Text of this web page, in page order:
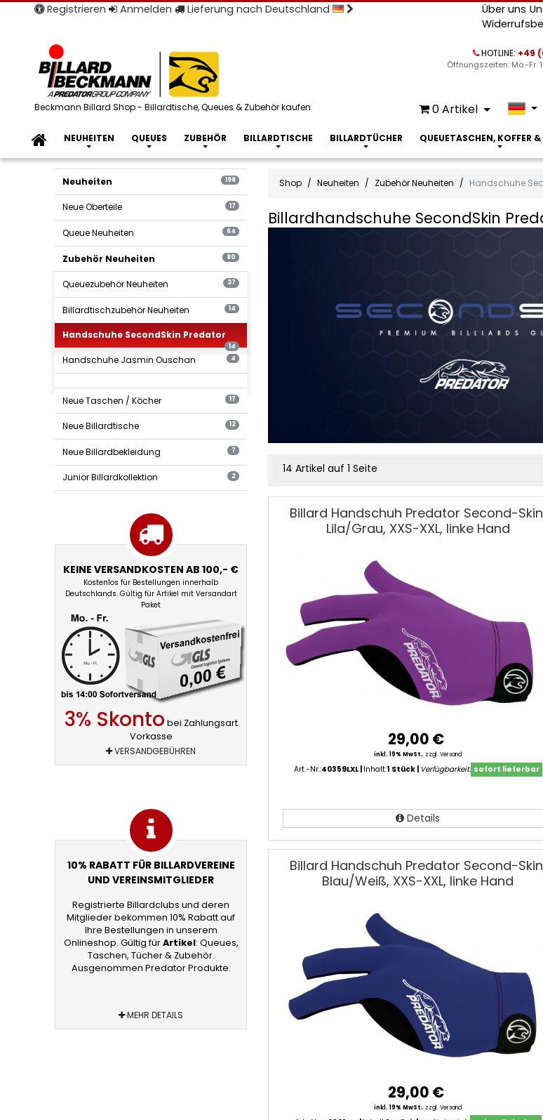
Registrieren Anmelden Lieferung nach Deutschland Über uns
Beckmann Billard Shop - Billardtische, Queues & Zubehör kaufen
HOTLINE: +49
Öffnungszeiten: Mo.-Fr.
0Artikel
NEUHEITEN QUEUES ZUBEHÖR BILLARDTISCHE BILLARDTÜCHER QUEUETASCHEN, KOFFER
Shop Neuheiten Zubehör Neuheiten Handschuhe
Billardhandschuhe SecondSkin
product
14 Artikel auf 1 Seite
Billardhandschuhe
SecondSkin
Billard Handschuh Predator Second-
Lila/Grau, XXS-XXL, linke Hand
29,00 €
inkl. 19% MwSt., zzgl. Versand
Art.-Nr.:40359LXL Inhalt:1 Stück Verfügbarkeit: sofort lieferbar
Details
Billard Handschuh Predator Second-
Blau/Weiß, XXS-XXL, linke Hand
29,00 €
inkl. 19% MwSt., zzgl. Versand
Neuheiten 198
Neue Oberteile 17
Queue Neuheiten 64
Zubehör Neuheiten 80
Queuezubehör Neuheiten 37
Billardtischzubehör Neuheiten 14
Handschuhe SecondSkin Predator
14
Handschuhe Jasmin Ouschan 4
Neue Taschen / Köcher 17
Neue Billardtische 12
Neue Billardbekleidung 7
Junior Billardkollektion 2
KEINE VERSANDKOSTEN AB 100,- €
Kostenlos für Bestellungen innerhalb
Deutschlands. Gültig für Artikel mit Versandart
Paket
3% Skonto bei Zahlungsart
Vorkasse
VERSANDGEBÜHREN
10% RABATT FÜR BILLARDVEREINE
UND VEREINSMITGLIEDER
Registrierte Billardclubs und deren
Mitglieder bekommen 10% Rabatt auf
Ihre Bestellungen in unserem
Onlineshop. Gültig fürArtikel: Queues,
Taschen, Tücher & Zubehör.
Ausgenommen Predator Produkte.
MEHR DETAILS